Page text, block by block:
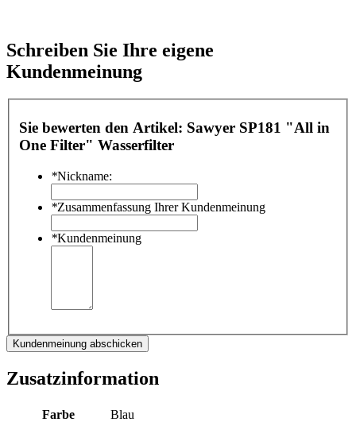
Schreiben Sie Ihre eigene
Kundenmeinung
Sie bewerten den Artikel: Sawyer SP181 "All in
One Filter" Wasserfilter
*Nickname:
*Zusammenfassung Ihrer Kundenmeinung
*Kundenmeinung
Kundenmeinung abschicken
Zusatzinformation
Farbe
Blau